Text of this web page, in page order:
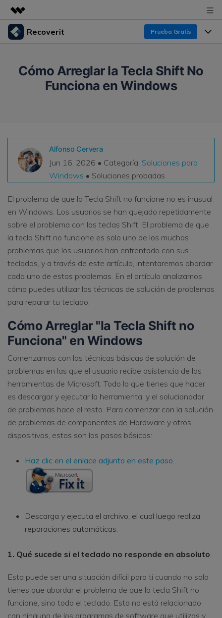
Productos destacados
Utilidades
Empresas
Tienda
Soporte
Recoverit Prueba Gratis
Recoverit para Mac
Pruébalo Gratis
Recoverit Gratis
Recupera datos perdidos/eliminados gratis
Otros Productos
Repairit - Reparar Datos
UBackit - Respaldar Datos
Soluciones de Recuperación Exclusivas
Recuperar Documentos
Escenarios de Pérdida de Datos
VER TODAS LAS FUNCIONES
Por qué Recoverit
Experto en Recuperación de Datos
Historias de Clientes
Guía
DESCARGAR Sign In
search
Cómo Arreglar la Tecla Shift No
Funciona en Windows
Alfonso Cervera
Jun 16, 2026 • Categoría: Soluciones para
Windows • Soluciones probadas
El problema de que la Tecla Shift no funcione no es inusual
en Windows. Los usuarios se han quejado repetidamente
sobre el problema con las teclas Shift. El problema de que
la tecla Shift no funcione es solo uno de los muchos
problemas que los usuarios han enfrentado con sus
teclados, y a través de este artículo, intentaremos abordar
cada uno de estos problemas. En el artículo analizamos
cómo puedes utilizar las técnicas de solución de problemas
para reparar tu teclado.
Cómo Arreglar "la Tecla Shift no
Funciona" en Windows
Comenzamos con las técnicas básicas de solución de
problemas en las que el usuario recibe asistencia de las
herramientas de Microsoft. Todo lo que tienes que hacer
es descargar y ejecutar la herramienta, y el solucionador
de problemas hace el resto. Para comenzar con la solución
de problemas de componentes de Hardware y otros
dispositivos, estos son los pasos básicos:
Haz clic en el enlace adjunto en este paso.
Descarga y ejecuta el archivo, el cual luego realiza
reparaciones automáticas.
1. Qué sucede si el teclado no responde en absoluto
Esta puede ser una situación difícil para ti cuando no solo
tienes que abordar el problema de que la tecla Shift no
funcione, sino todo el teclado. Esto no está relacionado
con ninguno de los programas de software que utilizas y